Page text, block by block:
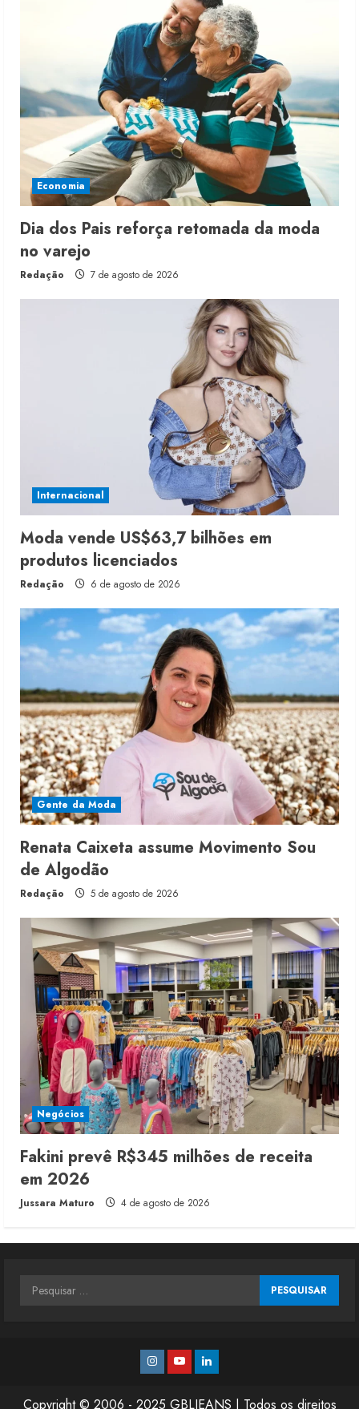
Economia
Dia dos Pais reforça retomada da moda
no varejo
Redação 7 de agosto de 2026
Internacional
Moda vende US$63,7 bilhões em
produtos licenciados
Redação 6 de agosto de 2026
Gente da Moda
Renata Caixeta assume Movimento Sou
de Algodão
Redação 5 de agosto de 2026
Negócios
Fakini prevê R$345 milhões de receita
em 2026
Jussara Maturo 4 de agosto de 2026
Pesquisar
Instagram
YoutubeLinkedin
Copyright © 2006 - 2025 GBLJEANS | Todos os direitos